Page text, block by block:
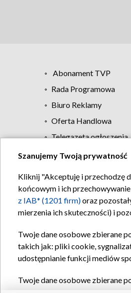
Abonament TVP
Rada Programowa
Biuro Reklamy
Oferta Handlowa
Telegazeta ogłoszenia
Szanujemy Twoją prywatność
Kliknij "Akceptuję i przechodzę
końcowym i ich
z IAB* (1201 firm)oraz
mierzenia ich skuteczności) i
Twoje dane osobowe zbierane
takich jak: pliki cookie,
udostępnianie funkcji mediów
Twoje dane osobowe zbierane